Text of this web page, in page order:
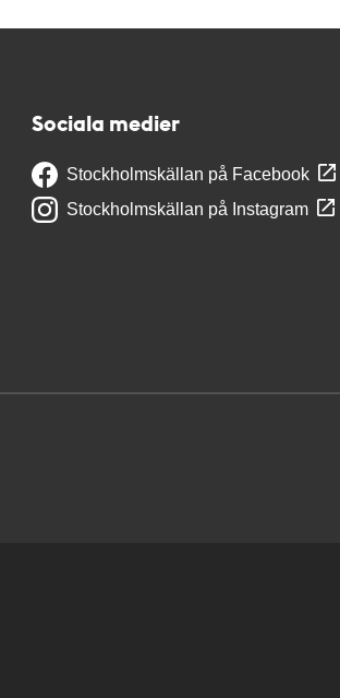
Sociala medier
Stockholmskällan på Facebook
Stockholmskällan på Instagram